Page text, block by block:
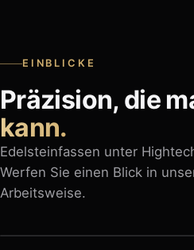
EINBLICKE
Präzision, die
kann.
Edelsteinfassen unter
Werfen Sie einen Blick in
Arbeitsweise.